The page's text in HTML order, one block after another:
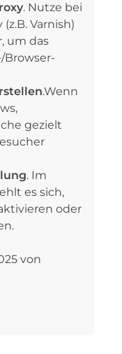
. Nutze bei
Varnish)
um das
Browser-
.Wenn
gezielt
. Im
es sich,
oder
von